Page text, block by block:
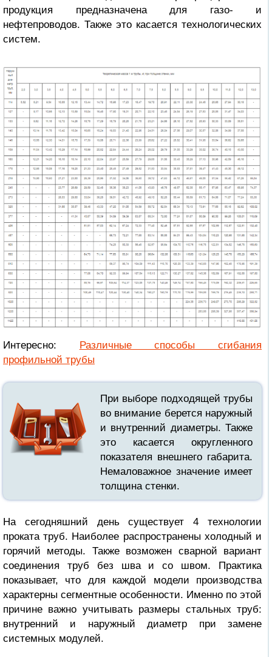
продукция предназначена для газо- и
нефтепроводов. Также это касается технологических
систем.
Интересно:
Различные способы сгибания
профильной трубы
При выборе подходящей трубы
во внимание берется наружный
и внутренний диаметры. Также
это касается округленного
показателя внешнего габарита.
Немаловажное значение имеет
толщина стенки.
На сегодняшний день существует 4 технологии
проката труб. Наиболее распространены холодный и
горячий методы. Также возможен сварной вариант
соединения труб без шва и со швом. Практика
показывает, что для каждой модели производства
характерны сегментные особенности. Именно по этой
причине важно учитывать размеры стальных труб:
внутренний и наружный диаметр при замене
системных модулей.